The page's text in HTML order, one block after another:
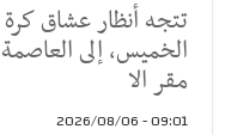
تتجه أنظار عشاق كرة
الخميس، إلى
مقر الا
09:01 - 2026/08/06